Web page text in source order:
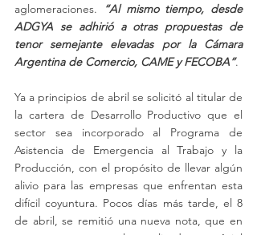
aglomeraciones.
“Al mismo tiempo, desde
ADGYA se adhirió a otras propuestas de
tenor semejante elevadas por la Cámara
Argentina de Comercio, CAME y FECOBA”.
Ya a principios de abril se solicitó al titular de
la cartera de Desarrollo Productivo que el
sector sea incorporado al Programa de
Asistencia de Emergencia al Trabajo y la
Producción, con el propósito de llevar algún
alivio para las empresas que enfrentan esta
difícil coyuntura. Pocos días más tarde, el 8
de abril, se remitió una nueva nota, que en